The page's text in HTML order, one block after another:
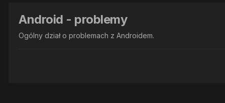
Android - problemy
Ogólny dział o problemach z Androidem.